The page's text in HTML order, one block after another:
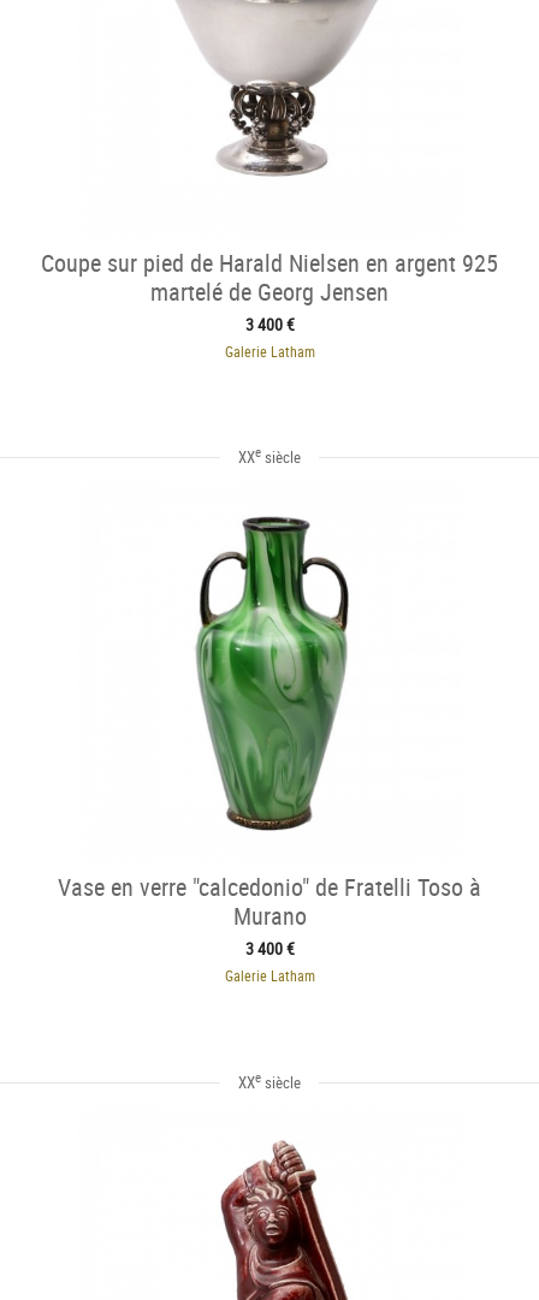
Coupe sur pied de Harald Nielsen en argent 925
martelé de Georg Jensen
3 400 €
Galerie Latham
XXe siècle
Vase en verre "calcedonio" de Fratelli Toso à
Murano
3 400 €
Galerie Latham
XXe siècle